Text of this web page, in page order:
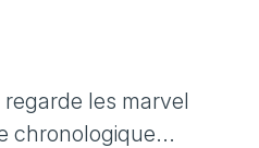
les marvel
chronologique...